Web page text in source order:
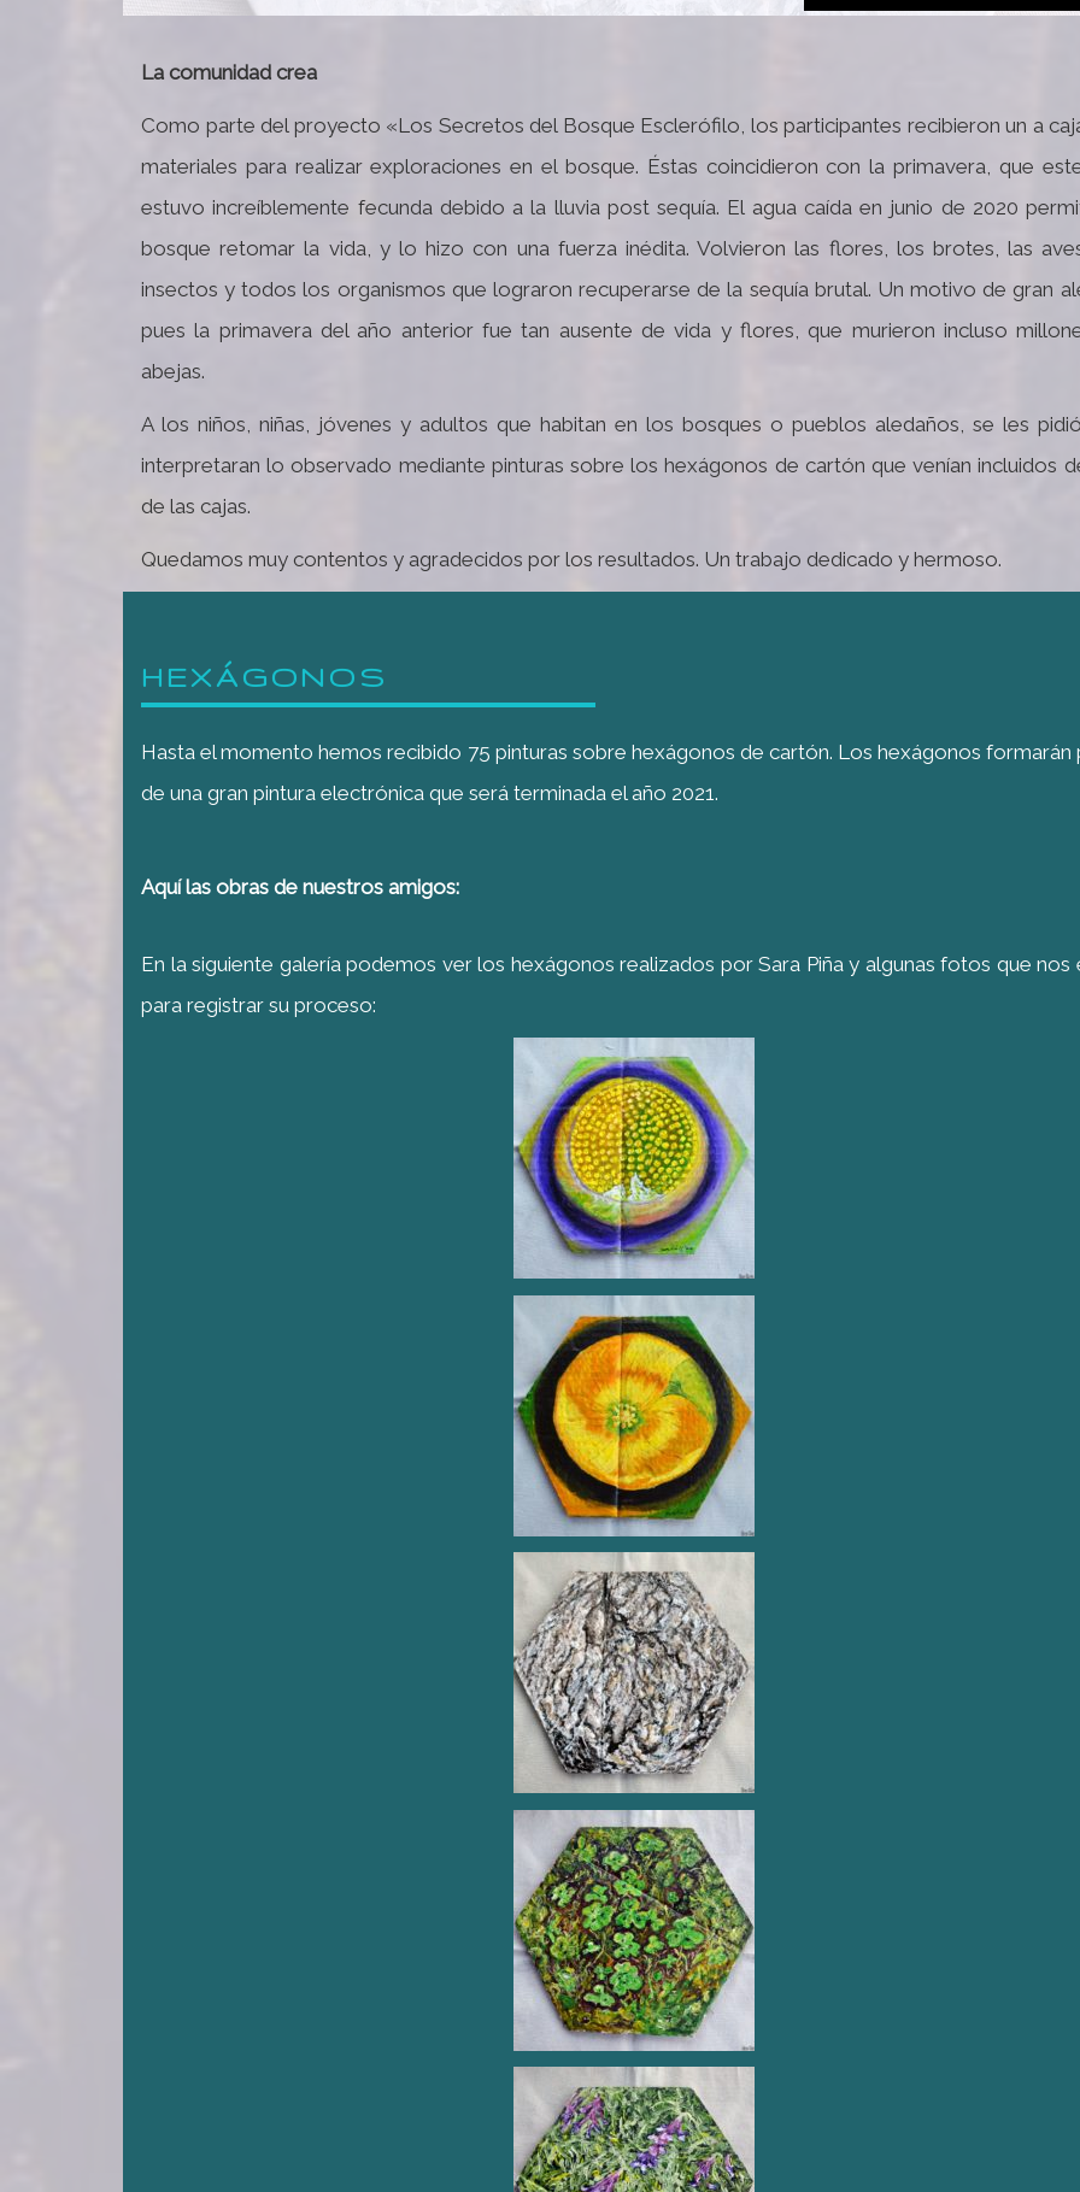
La comunidad crea
Como parte del proyecto «Los Secretos del Bosque Esclerófilo, los participantes recibieron un a
materiales para realizar exploraciones en el bosque. Éstas coincidieron con la primavera, que
estuvo increíblemente fecunda debido a la lluvia post sequía. El agua caída en junio de 2020
bosque retomar la vida, y lo hizo con una fuerza inédita. Volvieron las flores, los brotes, las
insectos y todos los organismos que lograron recuperarse de la sequía brutal. Un motivo de gran
pues la primavera del año anterior fue tan ausente de vida y flores, que murieron incluso
abejas.
A los niños, niñas, jóvenes y adultos que habitan en los bosques o pueblos aledaños, se les
interpretaran lo observado mediante pinturas sobre los hexágonos de cartón que venían incluidos
de las cajas.
Quedamos muy contentos y agradecidos por los resultados. Un trabajo dedicado y hermoso.
HEXÁGONOS
Hasta el momento hemos recibido 75 pinturas sobre hexágonos de cartón. Los hexágonos formarán
de una gran pintura electrónica que será terminada el año 2021.
Aquí las obras de nuestros amigos:
En la siguiente galería podemos ver los hexágonos realizados por Sara Piña y algunas fotos que nos
para registrar su proceso: